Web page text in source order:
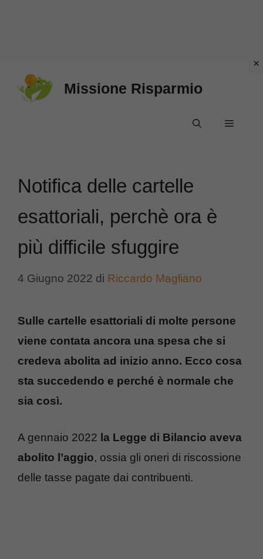
Missione Risparmio
Menu
Notifica delle cartelle
esattoriali, perchè ora è
più difficile sfuggire
4 Giugno 2022 di Riccardo Magliano
Sulle cartelle esattoriali di molte persone
viene contata ancora una spesa che si
credeva abolita ad inizio anno. Ecco cosa
sta succedendo e perché è normale che
sia così.
A gennaio 2022 la Legge di Bilancio aveva
abolito l’aggio, ossia gli oneri di riscossione
delle tasse pagate dai contribuenti.